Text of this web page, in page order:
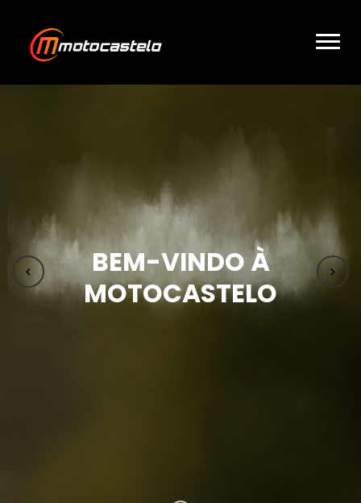
BEM-VINDO À
MOTOCASTELO